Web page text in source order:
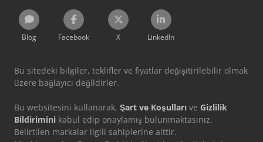
Blog Facebook X LinkedIn
Bu sitedeki bilgiler, teklifler ve fiyatlar değişitirilebilir olmak
üzere bağlayıcı değildirler.
Bu websitesini kullanarak, Şart ve Koşulları ve Gizlilik
Bildirimini kabul edip onaylamış bulunmaktasınız.
Belirtilen markalar ilgili sahiplerine aittir.